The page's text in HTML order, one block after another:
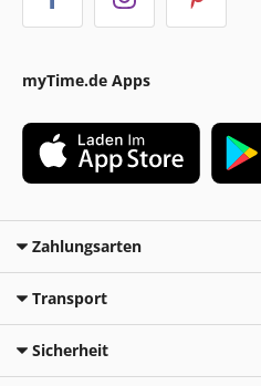
myTime.de Apps
Zahlungsarten
Transport
Sicherheit